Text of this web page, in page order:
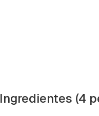
Ingredientes (4